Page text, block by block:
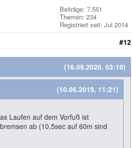
Beiträge: 7.551
Themen: 234
Registriert seit: Jul 2014
#12
(16.09.2020, 03:19)
(10.06.2019, 11:21)
Laufen auf dem Vorfuß ist
ab (10,5sec auf 60m sind